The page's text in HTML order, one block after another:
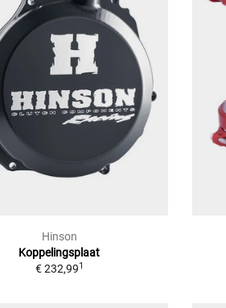
Hinson
Koppelingsplaat
€ 232,991